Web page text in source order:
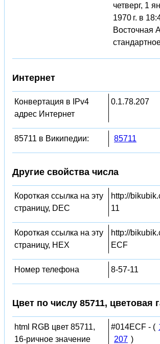
четверг, 1
1970 г. в
Восточная
Интернет
Конвертация в IPv4
адрес Интернет
0.1.78.207
85711 в Википедии: 85711
Другие свойства числа
Короткая ссылка на эту
страницу, DEC
http://
11
Короткая ссылка на эту
страницу, HEX
http://
ECF
Номер телефона 8-57-11
Цвет по числу 85711, цветовая
html RGB цвет 85711,
16-ричное значение
#014ECF - (
207 )